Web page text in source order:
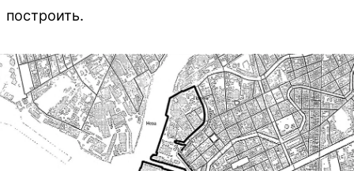
построить.